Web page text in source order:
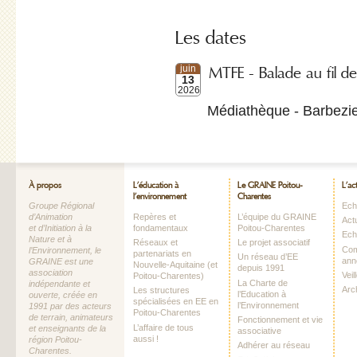
Les dates
juin
13
2026
MTFE - Balade au fil
Médiathèque -
À propos
Groupe Régional
d’Animation
et d’Initiation à la
Nature et à
l’Environnement, le
GRAINE est une
association
indépendante et
ouverte, créée en
1991 par des acteurs
de terrain, animateurs
et enseignants de la
région Poitou-
Charentes.
L’éducation à
l’environnement
Repères et
fondamentaux
Réseaux et
partenariats en
Nouvelle-Aquitaine (et
Poitou-Charentes)
Les structures
spécialisées en EE en
Poitou-Charentes
L’affaire de tous
aussi !
Le GRAINE Poitou-
Charentes
L’équipe du GRAINE
Poitou-Charentes
Le projet associatif
Un réseau d’EE
depuis 1991
La Charte de
l’Education à
l’Environnement
Fonctionnement et vie
associative
Adhérer au réseau